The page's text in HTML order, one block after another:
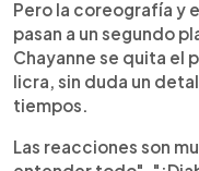
Pero la coreografía y
pasan a un segundo
Chayanne se quita el
licra, sin duda un
tiempos.
Las reacciones son